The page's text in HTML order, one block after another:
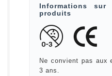
Informations
produits
Ne convient pas aux
3 ans.